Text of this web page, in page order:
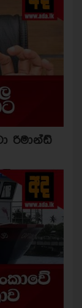
රිමාන්ඩ්